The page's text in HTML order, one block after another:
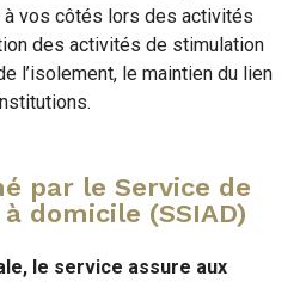
vos côtés lors des activités
des activités de stimulation
l’isolement, le maintien du lien
par le Service de
domicile (SSIAD)
le service assure aux